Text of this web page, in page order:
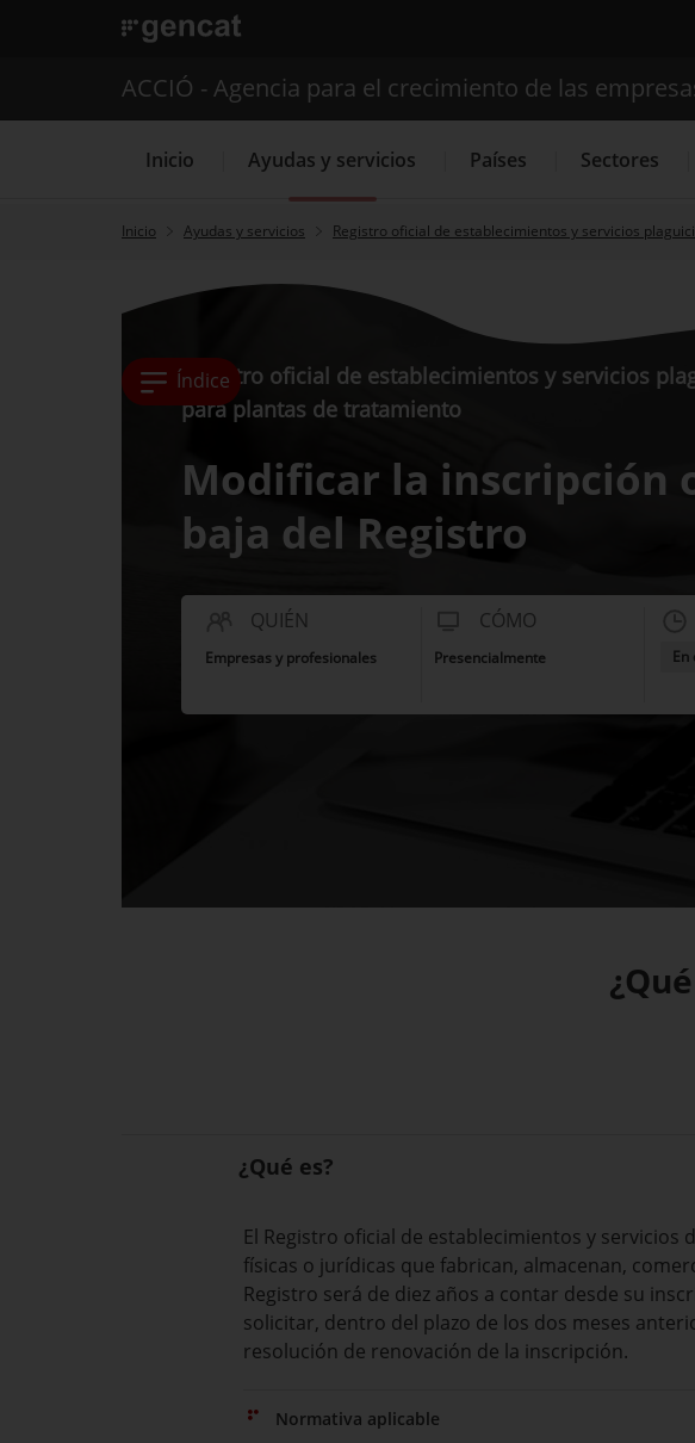
. Abrir en una nueva ventana.
ACCIÓ - Agencia para el crecimiento de las
Inicio Ayudas y servicios Países Sectores
Inicio Ayudas y servicios Registro oficial de establecimientos y servicios
Índice
Registro oficial de establecimientos y servicios
para plantas de tratamiento
Modificar la inscripción
baja del Registro
QUIÉN
Empresas y profesionales
CÓMO
Presencialmente
¿Qué es?
El Registro oficial de establecimientos y servicios
físicas o jurídicas que fabrican, almacenan,
Registro será de diez años a contar desde su
solicitar, dentro del plazo de los dos meses
resolución de renovación de la inscripción.
Normativa aplicable